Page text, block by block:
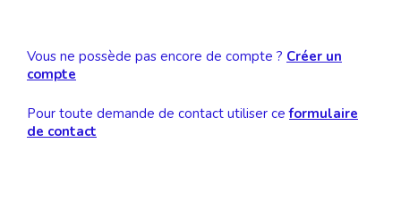
Vous ne possède pas encore de compte ? Créer un
compte
Pour toute demande de contact utiliser ceformulaire
de contact